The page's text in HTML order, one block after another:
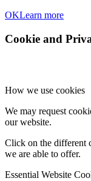
OKLearn more
Cookie and
How we use cookies
We may request
our website.
Click on the different
we are able to offer.
Essential Website